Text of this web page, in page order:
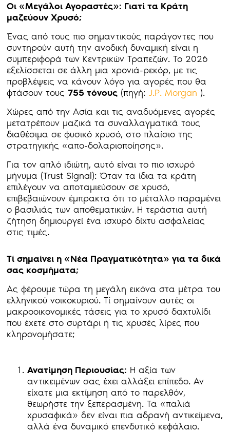
Οι «Μεγάλοι Αγοραστές»: Γιατί τα Κράτη
μαζεύουν Χρυσό;
Ένας από τους πιο σημαντικούς παράγοντες που
συντηρούν αυτή την ανοδική δυναμική είναι η
συμπεριφορά των Κεντρικών Τραπεζών. Το 2026
εξελίσσεται σε άλλη μια χρονιά-ρεκόρ, με τις
προβλέψεις να κάνουν λόγο για αγορές που θα
φτάσουν τους755 τόνους (πηγή: J.P. Morgan ).
Χώρες από την Ασία και τις αναδυόμενες αγορές
μετατρέπουν μαζικά τα συναλλαγματικά τους
διαθέσιμα σε φυσικό χρυσό, στο πλαίσιο της
στρατηγικής «απο-δολαριοποίησης».
Για τον απλό ιδιώτη, αυτό είναι το πιο ισχυρό
μήνυμα (Trust Signal): Όταν τα ίδια τα κράτη
επιλέγουν να αποταμιεύσουν σε χρυσό,
επιβεβαιώνουν έμπρακτα ότι το μέταλλο παραμένει
ο βασιλιάς των αποθεματικών. Η τεράστια αυτή
ζήτηση δημιουργεί ένα ισχυρό δίχτυ ασφαλείας
στις τιμές.
Τί σημαίνει η «Νέα Πραγματικότητα» για τα δικά
σας κοσμήματα;
Ας φέρουμε τώρα τη μεγάλη εικόνα στα μέτρα του
ελληνικού νοικοκυριού. Τί σημαίνουν αυτές οι
μακροοικονομικές τάσεις για το χρυσό δαχτυλίδι
που έχετε στο συρτάρι ή τις χρυσές λίρες που
κληρονομήσατε;
Ανατίμηση Περιουσίας: Η αξία των
αντικειμένων σας έχει αλλάξει επίπεδο. Αν
είχατε μια εκτίμηση από το παρελθόν,
θεωρήστε την ξεπερασμένη. Τα «παλιά
χρυσαφικά» δεν είναι πια αδρανή αντικείμενα,
αλλά ένα δυναμικό επενδυτικό κεφάλαιο.